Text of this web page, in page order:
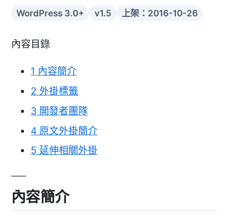
WordPress 3.0+ v1.5 上架：2016-10-26
內容目錄
1 內容簡介
2 外掛標籤
3 開發者團隊
4 原文外掛簡介
5 延伸相關外掛
內容簡介